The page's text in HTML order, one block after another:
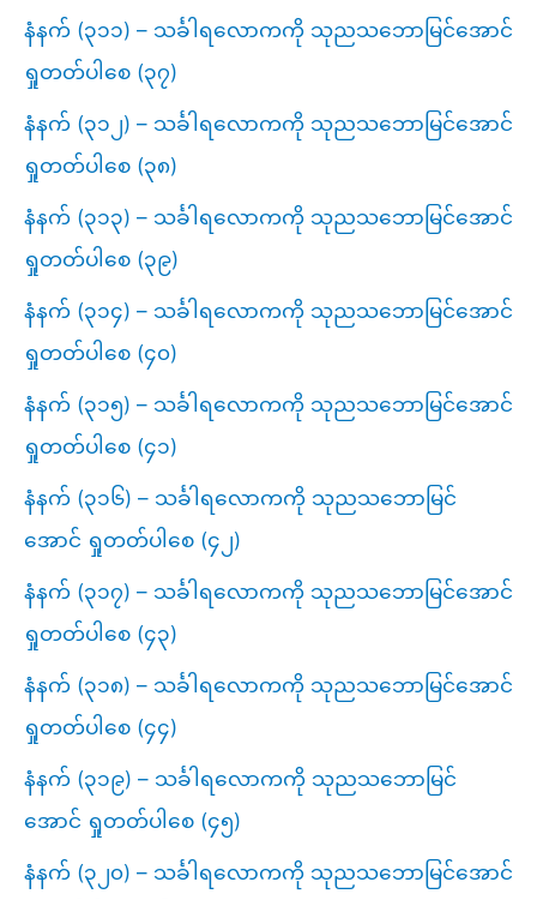
နံနက် (၃၁၁) – သင်္ခါရလောကကို သုညသဘောမြင်အောင်
ရှုတတ်ပါစေ (၃၇)
နံနက် (၃၁၂) – သင်္ခါရလောကကို သုညသဘောမြင်အောင်
ရှုတတ်ပါစေ (၃၈)
နံနက် (၃၁၃) – သင်္ခါရလောကကို သုညသဘောမြင်အောင်
ရှုတတ်ပါစေ (၃၉)
နံနက် (၃၁၄) – သင်္ခါရလောကကို သုညသဘောမြင်အောင်
ရှုတတ်ပါစေ (၄၀)
နံနက် (၃၁၅) – သင်္ခါရလောကကို သုညသဘောမြင်အောင်
ရှုတတ်ပါစေ (၄၁)
နံနက် (၃၁၆) – သင်္ခါရလောကကို သုညသဘောမြင်
အောင် ရှုတတ်ပါစေ (၄၂)
နံနက် (၃၁၇) – သင်္ခါရလောကကို သုညသဘောမြင်အောင်
ရှုတတ်ပါစေ (၄၃)
နံနက် (၃၁၈) – သင်္ခါရလောကကို သုညသဘောမြင်အောင်
ရှုတတ်ပါစေ (၄၄)
နံနက် (၃၁၉) – သင်္ခါရလောကကို သုညသဘောမြင်
အောင် ရှုတတ်ပါစေ (၄၅)
နံနက် (၃၂၀) – သင်္ခါရလောကကို သုညသဘောမြင်အောင်